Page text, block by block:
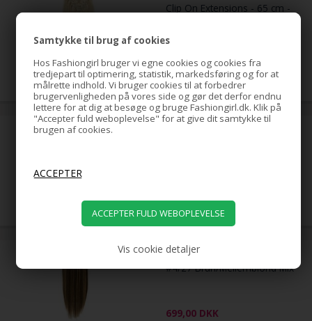
Samtykke til brug af cookies
Hos Fashiongirl bruger vi egne cookies og cookies fra
tredjepart til optimering, statistik, markedsføring og for at
målrette indhold. Vi bruger cookies til at forbedrer
brugervenligheden på vores side og gør det derfor endnu
lettere for at dig at besøge og bruge Fashiongirl.dk. Klik på
"Accepter fuld weboplevelse" for at give dit samtykke til
brugen af cookies.
Vis cookie detaljer
Clip On Extensions - 65 cm -
699,00 DKK
Clip On Extensions - 65 cm -
#4/27 Brun/Mellemblond Mix
699,00 DKK